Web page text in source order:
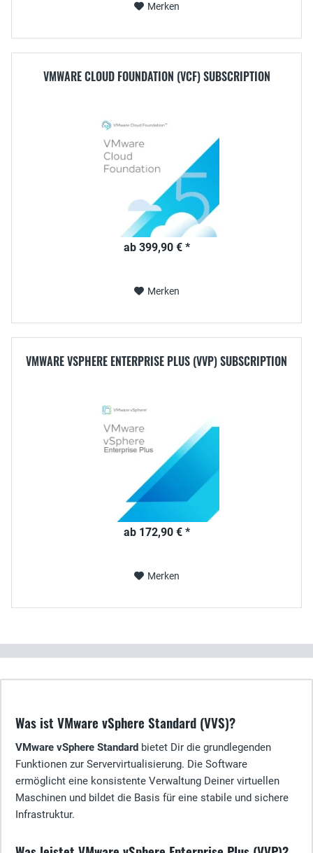
Merken
VMWARE CLOUD FOUNDATION (VCF) SUBSCRIPTION
ab 399,90 € *
Merken
VMWARE VSPHERE ENTERPRISE PLUS (VVP) SUBSCRIPTION
ab 172,90 € *
Merken
Was ist VMware vSphere Standard (VVS)?
VMware vSphere Standard bietet Dir die grundlegenden
Funktionen zur Servervirtualisierung. Die Software
ermöglicht eine konsistente Verwaltung Deiner virtuellen
Maschinen und bildet die Basis für eine stabile und sichere
Infrastruktur.